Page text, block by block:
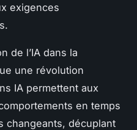
exigences
de l’IA dans la
une révolution
IA permettent aux
en temps
changeants, décuplant